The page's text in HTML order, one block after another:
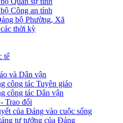
Công an tỉnh
bộ Phường, Xã
thời kỳ
tế
và Dân vận
công tác Tuyên giáo
công tác Dân vận
Trao đổi
của Đảng vào cuộc sống
tư tưởng của Đảng